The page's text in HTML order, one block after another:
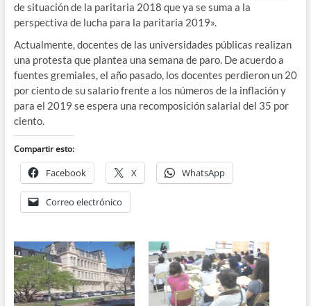
de situación de la paritaria 2018 que ya se suma a la
perspectiva de lucha para la paritaria 2019».
Actualmente, docentes de las universidades públicas realizan
una protesta que plantea una semana de paro. De acuerdo a
fuentes gremiales, el año pasado, los docentes perdieron un 20
por ciento de su salario frente a los números de la inflación y
para el 2019 se espera una recomposición salarial del 35 por
ciento.
Compartir esto:
Facebook X WhatsApp
Correo electrónico